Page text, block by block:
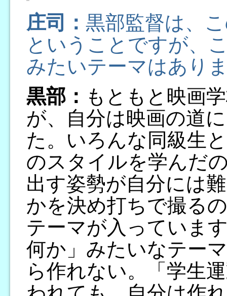
庄司： 黒部監督は、
ということですが、
みたいテーマはあり
黒部： もともと映画
が、自分は映画の道
た。いろんな同級生
のスタイルを学んだ
出す姿勢が自分には
かを決め打ちで撮る
テーマが入っていま
何か」みたいなテー
ら作れない。「学生